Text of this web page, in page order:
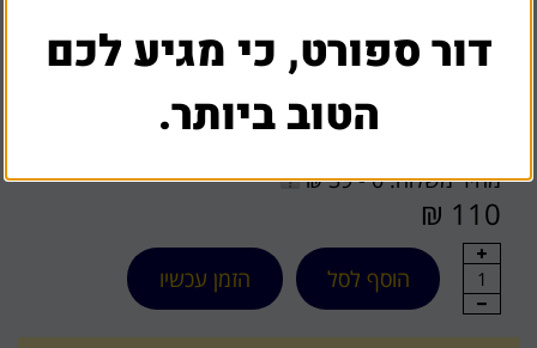
כדור פוטבול אמריקאי עור
שאל אותנו על מוצר זה
מחיר משלוח: 0 - 39 ₪
110 ₪
1 הוסף לסל הזמן עכשיו
דור ספורט, כי מגיע לכם
הטוב ביותר.